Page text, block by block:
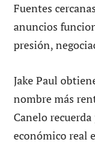
Fuentes
anuncios
presión,
Jake Paul
nombre más
Canelo
económico real